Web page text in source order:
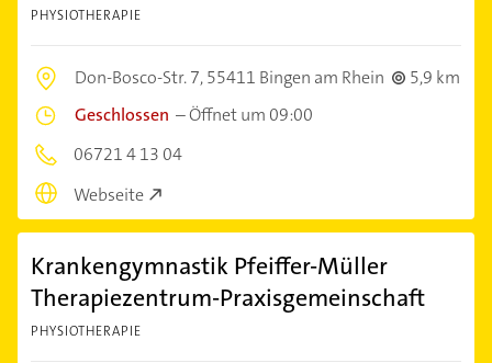
PHYSIOTHERAPIE
Don-Bosco-Str. 7,55411 Bingen am Rhein
5,9 km
Geschlossen –Öffnet um 09:00
06721 4 13 04
Webseite
Krankengymnastik Pfeiffer-Müller
Therapiezentrum-Praxisgemeinschaft
PHYSIOTHERAPIE